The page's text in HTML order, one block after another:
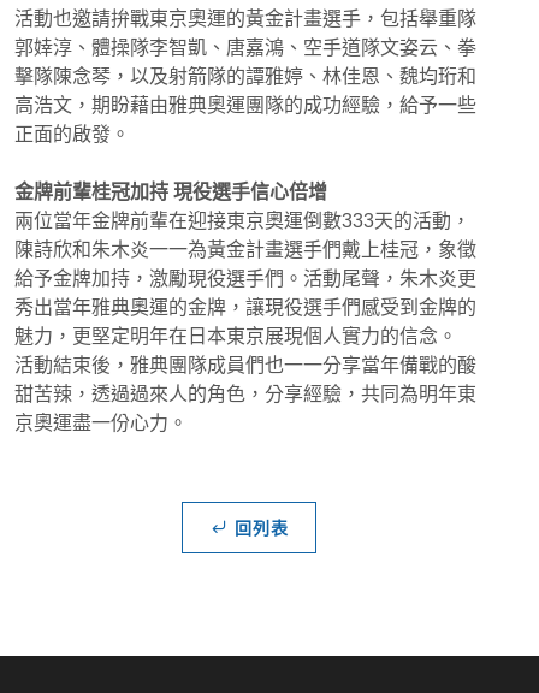
活動也邀請拚戰東京奧運的黃金計畫選手，包括舉重隊
郭婞淳、體操隊李智凱、唐嘉鴻、空手道隊文姿云、拳
擊隊陳念琴，以及射箭隊的譚雅婷、林佳恩、魏均珩和
高浩文，期盼藉由雅典奧運團隊的成功經驗，給予一些
正面的啟發。
金牌前輩桂冠加持 現役選手信心倍增
兩位當年金牌前輩在迎接東京奧運倒數333天的活動，
陳詩欣和朱木炎一一為黃金計畫選手們戴上桂冠，象徵
給予金牌加持，激勵現役選手們。活動尾聲，朱木炎更
秀出當年雅典奧運的金牌，讓現役選手們感受到金牌的
魅力，更堅定明年在日本東京展現個人實力的信念。
活動結束後，雅典團隊成員們也一一分享當年備戰的酸
甜苦辣，透過過來人的角色，分享經驗，共同為明年東
京奧運盡一份心力。
回列表